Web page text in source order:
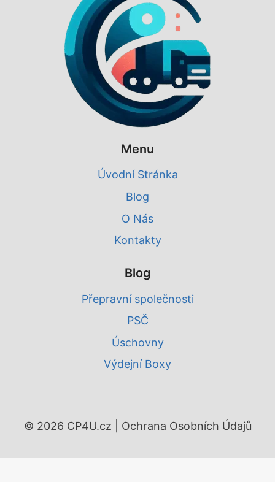
Menu
Úvodní Stránka
Blog
O Nás
Kontakty
Blog
Přepravní společnosti
PSČ
Úschovny
Výdejní Boxy
© 2026 CP4U.cz | Ochrana Osobních Údajů